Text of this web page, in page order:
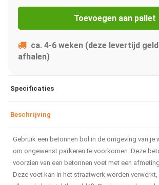
Toevoegen aan pallet
ca. 4-6 weken (deze levertijd
afhalen)
Specificaties
Beschrijving
Gebruik een betonnen bol in de omgeving van
om ongewenst parkeren te voorkomen. Deze
voorzien van een betonnen voet met een
Deze voet kan in het straatwerk worden